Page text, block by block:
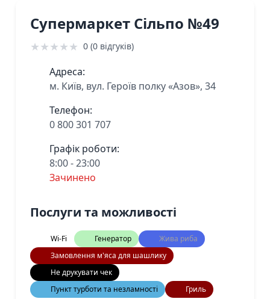
Супермаркет Сiльпо №49
★★★★★ 0 (0 відгуків)
Адреса:
м. Київ, вул. Героїв полку «Азов», 34
Телефон:
0 800 301 707
Графік роботи:
8:00 - 23:00
Зачинено
Послуги та можливості
Wi-Fi Генератор
Жива риба
Замовлення м'яса для шашлику
Не друкувати чек
Пункт турботи та незламності
Гриль